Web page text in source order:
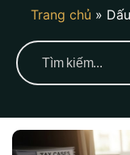
Trang chủ »